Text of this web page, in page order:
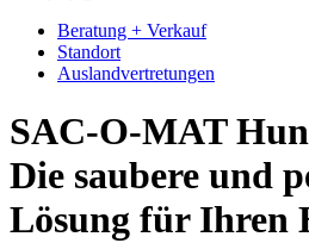
Beratung + Verkauf
Standort
Auslandvertretungen
SAC-O-MAT
Die saubere und
Lösung für Ihren